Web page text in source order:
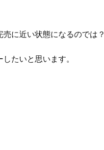
に近い状態になるのでは？
たいと思います。